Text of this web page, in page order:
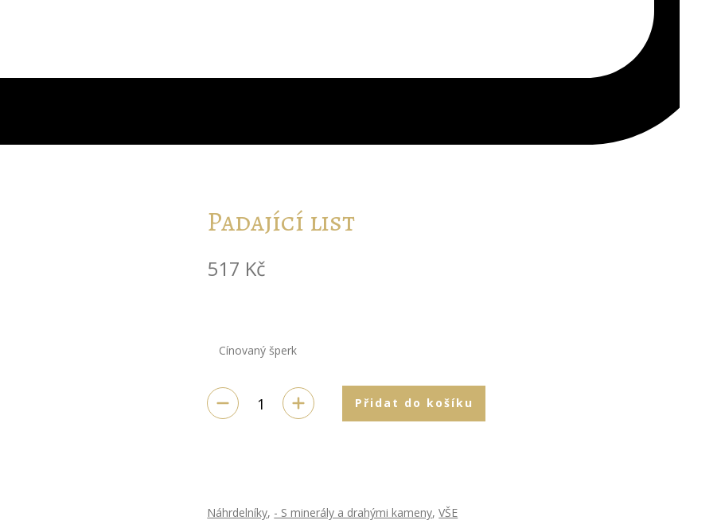
Padající list
517 Kč
Cínovaný šperk
Přidat do košíku
Náhrdelníky, - S minerály a drahými kameny,VŠE